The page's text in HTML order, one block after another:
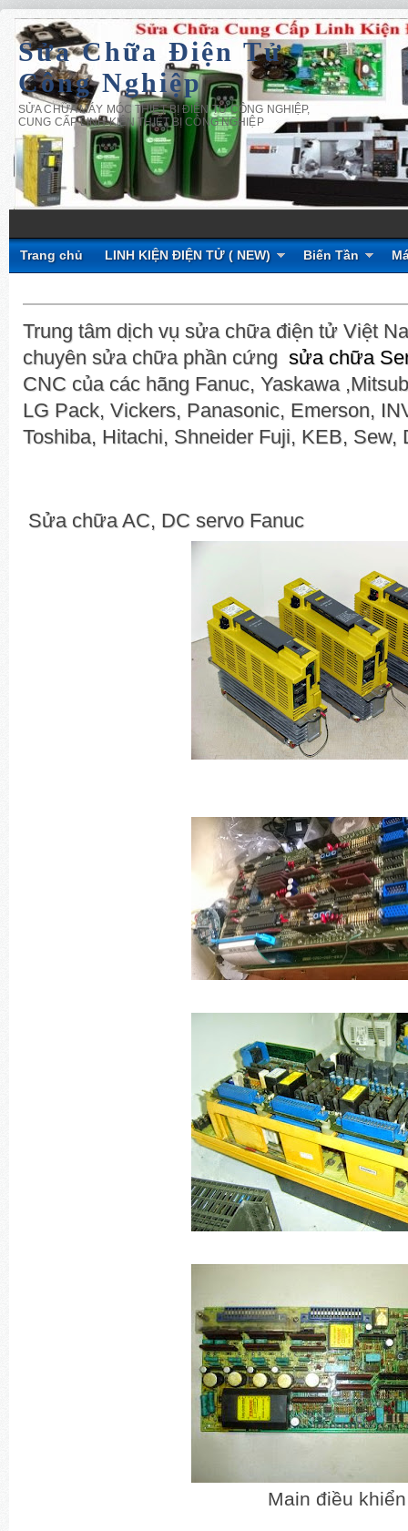
Sửa Chữa Điện Tử
Công Nghiệp
SỬA CHỮA MÁY MÓC THIẾT BỊ ĐIỆN TỬ CÔNG NGHIỆP,
CUNG CẤP LINH KIỆN THIẾT BỊ CÔNG NGHIỆP
Trang chủ LINH KIỆN ĐIỆN TỬ ( NEW) Biến Tần
Trung tâm dịch vụ sửa chữa điện tử Việt
chuyên sửa chữa phần cứng sửa chữa
CNC của các hãng Fanuc, Yaskawa
LG Pack, Vickers, Panasonic, Emerson,
Toshiba, Hitachi, Shneider Fuji, KEB, Sew,
Sửa chữa AC, DC servo Fanuc
Main điều khiển